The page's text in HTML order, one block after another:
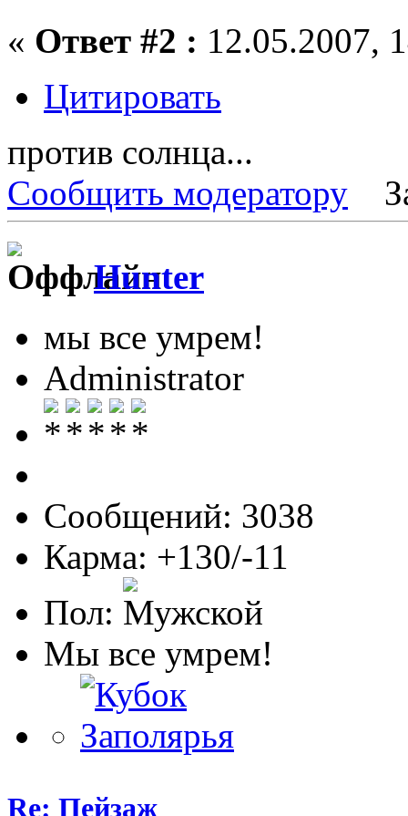
« Ответ #2 : 12.05.2007,
Цитировать
против солнца...
Сообщить модератору
Hunter
мы все умрем!
Administrator
Сообщений: 3038
Карма: +130/-11
Пол:
Мы все умрем!
Re: Пейзаж